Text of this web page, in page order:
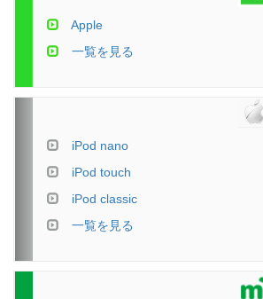
Apple
一覧を見る
iPod nano
iPod touch
iPod classic
一覧を見る